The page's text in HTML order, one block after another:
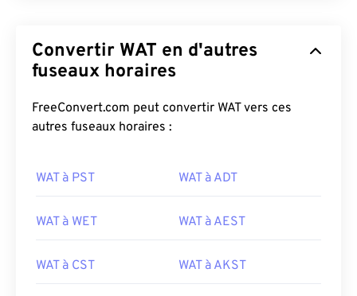
Convertir WAT en d'autres
fuseaux horaires
FreeConvert.com peut convertir WAT vers ces
autres fuseaux horaires :
WAT à PST WAT à ADT
WAT à WET WAT à AEST
WAT à CST WAT à AKST